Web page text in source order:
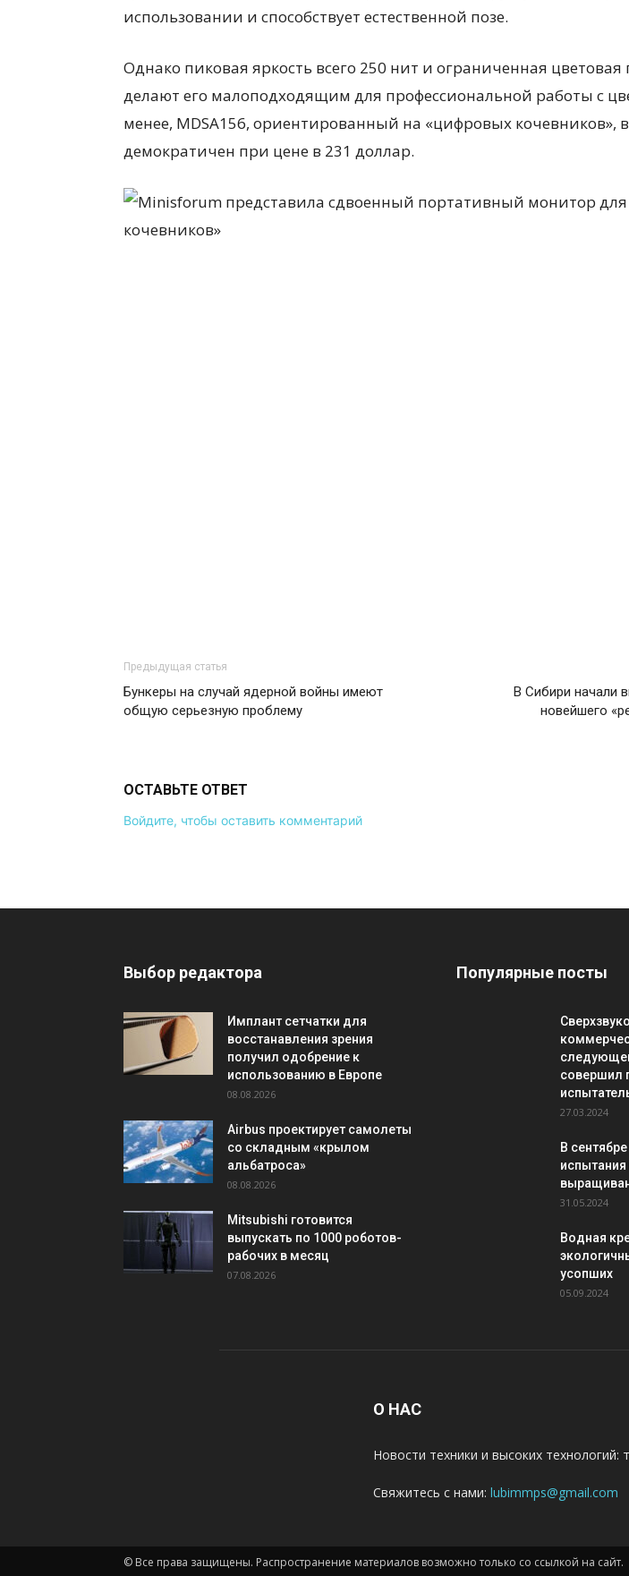
использовании и способствует естественной позе.
Однако пиковая яркость всего 250 нит и ограниченная цветовая
делают его малоподходящим для профессиональной работы с
менее, MDSA156, ориентированный на «цифровых кочевников»,
демократичен при цене в 231 доллар.
Предыдущая статья
Бункеры на случай ядерной войны имеют
общую серьезную проблему
В Сибири начали
новейшего
ОСТАВЬТЕ ОТВЕТ
Войдите, чтобы оставить комментарий
Выбор редактора
Имплант сетчатки для
восстанавления зрения
получил одобрение к
использованию в Европе
08.08.2026
Airbus проектирует самолеты
со складным «крылом
альбатроса»
08.08.2026
Mitsubishi готовится
выпускать по 1000 роботов-
рабочих в месяц
07.08.2026
Популярные посты
совершил
27.03.2024
В
испытания
31.05.2024
Водная
усопших
05.09.2024
О НАС
Новости техники и высоких
Свяжитесь с нами: lubimmps@gmail.com
© Все права защищены. Распространение материалов возможно только со ссылкой на сайт.